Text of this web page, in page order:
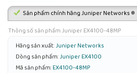
Sản phẩm chính hãng Juniper Networks ®
Thông số sản phẩm Juniper EX4100-48MP
Hãng sản xuất:Juniper Networks
Dòng sản phẩm:Juniper EX4100
Mã sản phẩm: EX4100-48MP